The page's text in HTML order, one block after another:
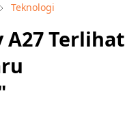
Teknologi
A27 Terlihat